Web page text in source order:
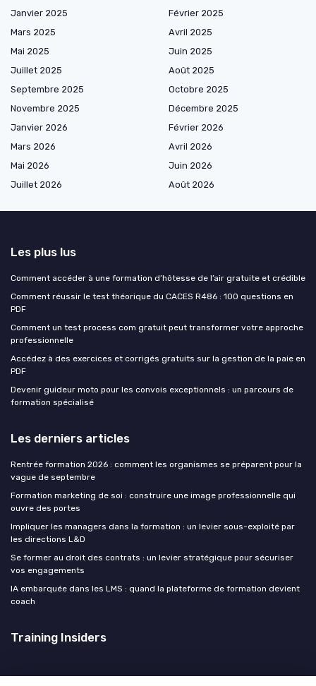
Janvier 2025
Février 2025
Mars 2025
Avril 2025
Mai 2025
Juin 2025
Juillet 2025
Août 2025
Septembre 2025
Octobre 2025
Novembre 2025
Décembre 2025
Janvier 2026
Février 2026
Mars 2026
Avril 2026
Mai 2026
Juin 2026
Juillet 2026
Août 2026
Les plus lus
Comment accéder à une formation d’hôtesse de l’air gratuite et crédible
Comment réussir le test théorique du CACES R486 : 100 questions en
PDF
Comment un test process com gratuit peut transformer votre approche
professionnelle
Accédez à des exercices et corrigés gratuits sur la gestion de la paie en
PDF
Devenir guideur moto pour les convois exceptionnels : un parcours de
formation spécialisé
Les derniers articles
Rentrée formation 2026 : comment les organismes se préparent pour la
vague de septembre
Formation marketing de soi : construire une image professionnelle qui
ouvre des portes
Impliquer les managers dans la formation : un levier sous-exploité par
les directions L&D
Se former au droit des contrats : un levier stratégique pour sécuriser
vos engagements
IA embarquée dans les LMS : quand la plateforme de formation devient
coach
Training Insiders